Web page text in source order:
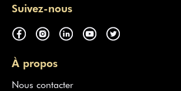
Suivez-nous
À propos
Nous contacter